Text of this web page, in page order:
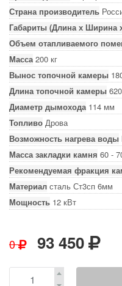
Страна производитель
Габариты (Длина х Ширина
Объем отапливаемого
Масса 200 кг
Вынос топочной камеры
Длина топочной камеры
Диаметр дымохода 114 мм
Топливо Дрова
Возможность нагрева воды
Масса закладки камня 60 -
Рекомендуемая фракция
Материал сталь Ст3сп 6мм
Мощность 12 кВт
0 93 450